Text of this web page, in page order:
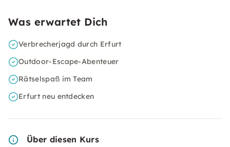
Was erwartet Dich
Verbrecherjagd durch Erfurt
Outdoor-Escape-Abenteuer
Rätselspaß im Team
Erfurt neu entdecken
Über diesen Kurs